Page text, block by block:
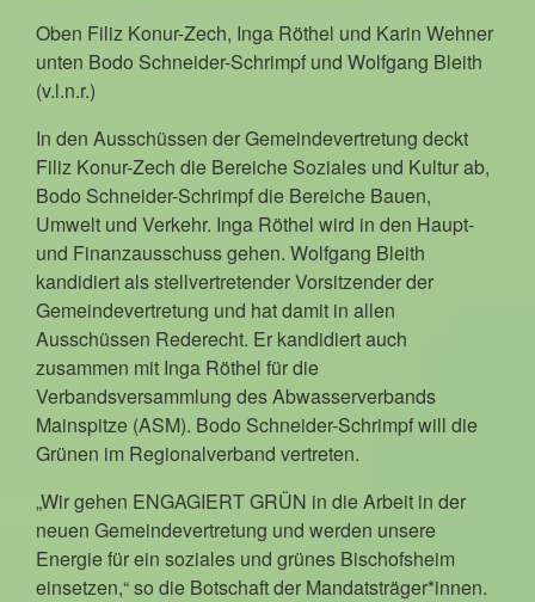
Oben Filiz Konur-Zech, Inga Röthel und Karin Wehner
unten Bodo Schneider-Schrimpf und Wolfgang Bleith
(v.l.n.r.)
In den Ausschüssen der Gemeindevertretung deckt
Filiz Konur-Zech die Bereiche Soziales und Kultur ab,
Bodo Schneider-Schrimpf die Bereiche Bauen,
Umwelt und Verkehr. Inga Röthel wird in den Haupt-
und Finanzausschuss gehen. Wolfgang Bleith
kandidiert als stellvertretender Vorsitzender der
Gemeindevertretung und hat damit in allen
Ausschüssen Rederecht. Er kandidiert auch
zusammen mit Inga Röthel für die
Verbandsversammlung des Abwasserverbands
Mainspitze (ASM). Bodo Schneider-Schrimpf will die
Grünen im Regionalverband vertreten.
„Wir gehen ENGAGIERT GRÜN in die Arbeit in der
neuen Gemeindevertretung und werden unsere
Energie für ein soziales und grünes Bischofsheim
einsetzen,“ so die Botschaft der Mandatsträger*innen.